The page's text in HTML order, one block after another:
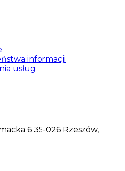
informacji
usług
6 35-026 Rzeszów,